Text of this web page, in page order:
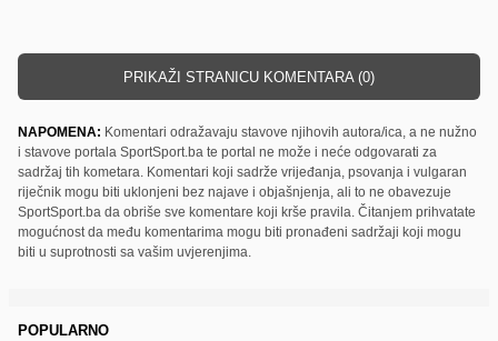
PRIKAŽI STRANICU KOMENTARA (0)
NAPOMENA: Komentari odražavaju stavove njihovih autora/ica, a ne nužno
i stavove portala SportSport.ba te portal ne može i neće odgovarati za
sadržaj tih kometara. Komentari koji sadrže vrijeđanja, psovanja i vulgaran
riječnik mogu biti uklonjeni bez najave i objašnjenja, ali to ne obavezuje
SportSport.ba da obriše sve komentare koji krše pravila. Čitanjem prihvatate
mogućnost da među komentarima mogu biti pronađeni sadržaji koji mogu
biti u suprotnosti sa vašim uvjerenjima.
POPULARNO